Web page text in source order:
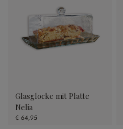
Glasglocke mit Platte
Nelia
€ 64,95